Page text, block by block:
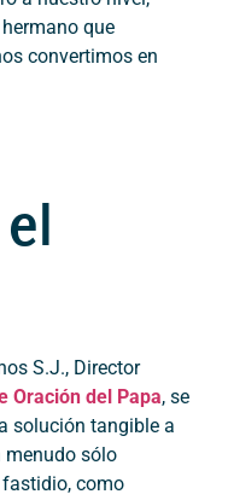
que
convertimos en
S.J., Director
Oración del Papa, se
solución tangible a
menudo sólo
como